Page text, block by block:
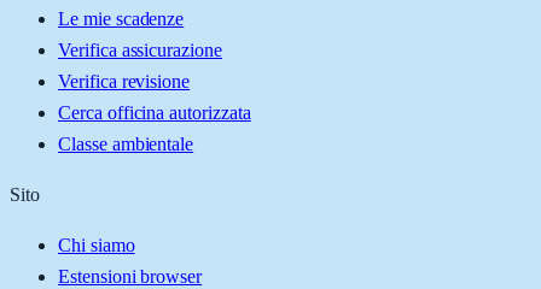
Le mie scadenze
Verifica assicurazione
Verifica revisione
Cerca officina autorizzata
Classe ambientale
Sito
Chi siamo
Estensioni browser